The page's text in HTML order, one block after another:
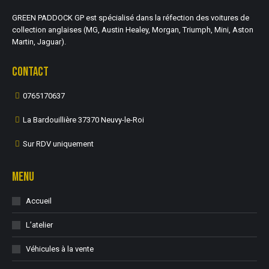
GREEN PADDOCK GP est spécialisé dans la réfection des voitures de
collection anglaises (MG, Austin Healey, Morgan, Triumph, Mini, Aston
Martin, Jaguar).
CONTACT
0765170637
La Bardouillière 37370 Neuvy-le-Roi
Sur RDV uniquement
MENU
Accueil
L’atelier
Véhicules à la vente